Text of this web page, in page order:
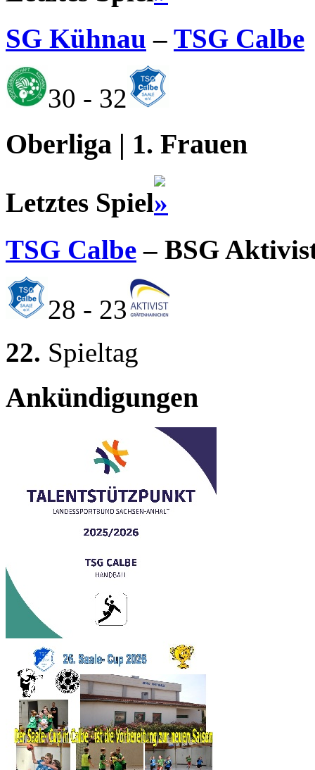
SG Kühnau – TSG Calbe
30 - 32
Oberliga | 1. Frauen
Letztes Spiel
TSG Calbe – BSG
28 - 23
22. Spieltag
Ankündigungen